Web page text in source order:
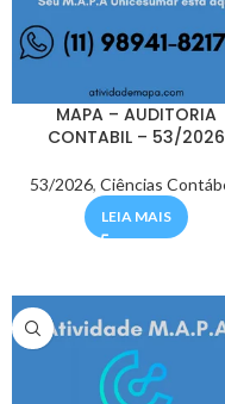
MAPA – AUDITORIA
CONTABIL – 53/2026
53/2026, Ciências
LEIA MAIS